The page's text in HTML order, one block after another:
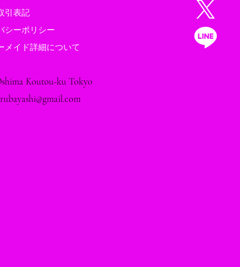
ルズワールドに
引表記
シーポリシー
メイド詳細について
Koutou-ku Tokyo